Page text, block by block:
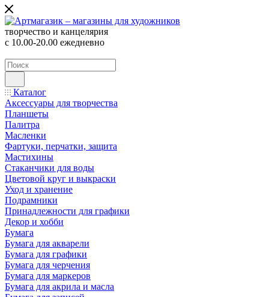
творчество и канцелярия
с 10.00-20.00 ежедневно
Каталог
Аксессуары для творчества
Планшеты
Палитра
Масленки
Фартуки, перчатки, защита
Мастихины
Стаканчики для воды
Цветовой круг и выкраски
Уход и хранение
Подрамники
Принадлежности для графики
Декор и хобби
Бумага
Бумага для акварели
Бумага для графики
Бумага для черчения
Бумага для маркеров
Бумага для акрила и масла